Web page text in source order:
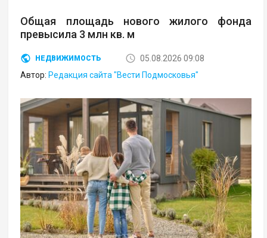
Общая площадь нового жилого фонда
превысила 3 млн кв. м
НЕДВИЖИМОСТЬ
05.08.2026 09:08
Автор: Редакция сайта "Вести Подмосковья"